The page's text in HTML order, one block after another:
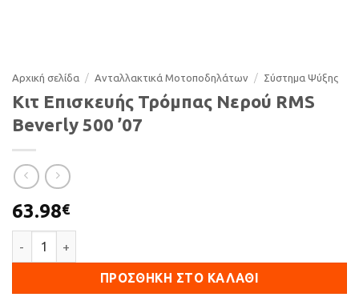
Αρχική σελίδα / Ανταλλακτικά Μοτοποδηλάτων / Σύστημα Ψύξης
Κιτ Επισκευής Τρόμπας Νερού RMS
Beverly 500 ’07
63.98€
ΠΡΟΣΘΉΚΗ ΣΤΟ ΚΑΛΆΘΙ